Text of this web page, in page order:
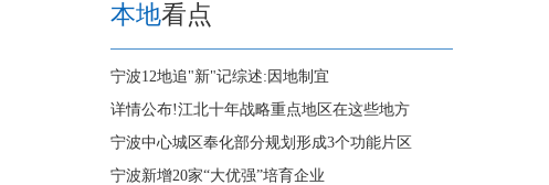
本地看点
宁波12地追"新"记综述:因地制宜
详情公布!江北十年战略重点地区在这些地方
宁波中心城区奉化部分规划形成3个功能片区
宁波新增20家“大优强”培育企业